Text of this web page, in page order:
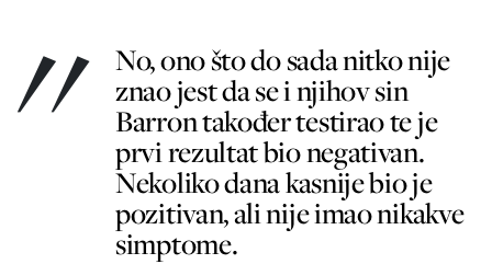
No, ono što do sada nitko nije
znao jest da se i njihov sin
Barron također testirao te je
prvi rezultat bio negativan.
Nekoliko dana kasnije bio je
pozitivan, ali nije imao nikakve
simptome.